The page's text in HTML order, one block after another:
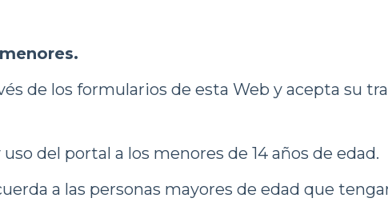
de los formularios de esta Web y acepta su
del portal a los menores de 14 años de edad.
a las personas mayores de edad que